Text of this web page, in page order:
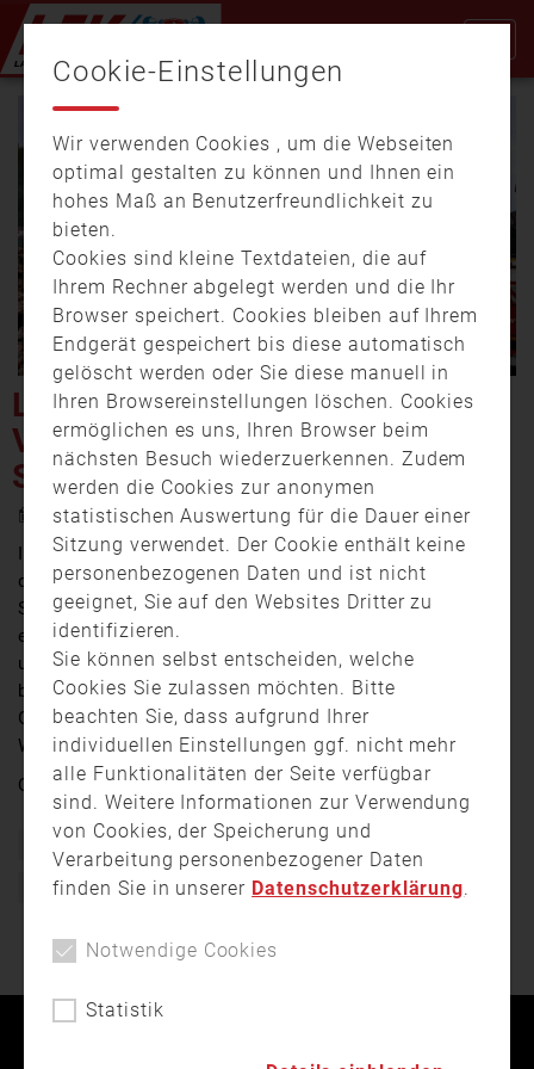
Video
LAGERHALLE FÄNGT FEUER:
VOLLBRAND IN WURLITZER
STEINBRUCH
7. Juli 2025 18:35
In einer Halle in Wurlitz im Landkreis Hof brach an
diesem Wochenende ein Brand aus. Am frühen
Sonntagmorgen bemerkte ein Zeuge dichten Rauch und
ein offenes Feuer auf dem Gelände – als Feuerwehr
und Polizei vor Ort eintrafen, stand die Lagerhalle
bereits in Vollbrand. Ein Übergreifen auf andere
Gebäude konnte glücklicherweise verhindert werden.
Weitere Infos gibt es auf unsererNewsseite!
Quelle: TV Oberfranken
Ehrenamt Einsatz
Feuerwehr Freiwillig Freiwillige Feuerwehr
Cookie-Einstellungen
Wir verwenden Cookies , um die Webseiten
optimal gestalten zu können und Ihnen ein
hohes Maß an Benutzerfreundlichkeit zu
bieten.
Cookies sind kleine Textdateien, die auf
Ihrem Rechner abgelegt werden und die Ihr
Browser speichert. Cookies bleiben auf Ihrem
Endgerät gespeichert bis diese automatisch
gelöscht werden oder Sie diese manuell in
Ihren Browsereinstellungen löschen. Cookies
ermöglichen es uns, Ihren Browser beim
nächsten Besuch wiederzuerkennen. Zudem
werden die Cookies zur anonymen
statistischen Auswertung für die Dauer einer
Sitzung verwendet. Der Cookie enthält keine
personenbezogenen Daten und ist nicht
geeignet, Sie auf den Websites Dritter zu
identifizieren.
Sie können selbst entscheiden, welche
Cookies Sie zulassen möchten. Bitte
beachten Sie, dass aufgrund Ihrer
individuellen Einstellungen ggf. nicht mehr
alle Funktionalitäten der Seite verfügbar
sind. Weitere Informationen zur Verwendung
von Cookies, der Speicherung und
Verarbeitung personenbezogener Daten
finden Sie in unserer Datenschutzerklärung.
Notwendige Cookies
Statistik